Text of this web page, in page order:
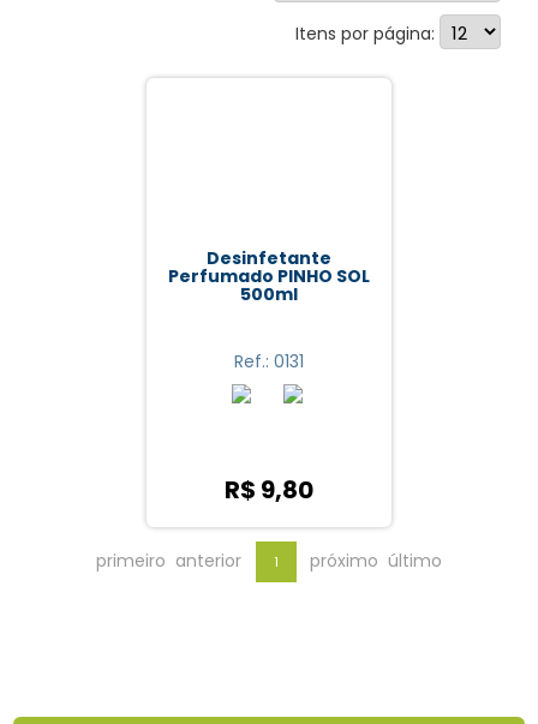
Itens por página:
Desinfetante
Perfumado PINHO SOL
500ml
Ref.: 0131
R$ 9,80
primeiro anterior 1 próximo último